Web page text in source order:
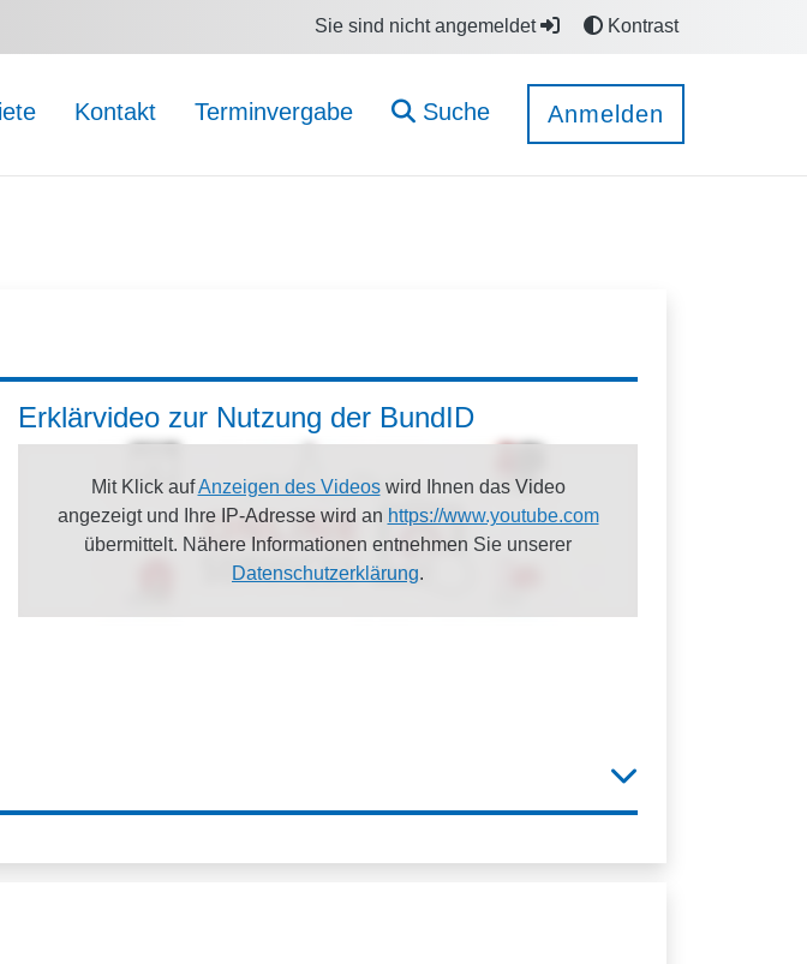
Sie sind nicht angemeldet Kontrast
Kontakt Terminvergabe Suche Anmelden
Erklärvideo zur Nutzung der BundID
Mit Klick aufAnzeigen des Videoswird Ihnen das Video
angezeigt und Ihre IP-Adresse wird an https://www.youtube.com
übermittelt. Nähere Informationen entnehmen Sie unserer
Datenschutzerklärung.